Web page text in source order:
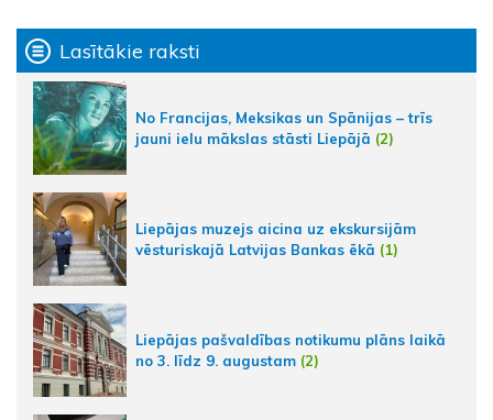
Lasītākie raksti
No Francijas, Meksikas un Spānijas – trīs
jauni ielu mākslas stāsti Liepājā (2)
Liepājas muzejs aicina uz ekskursijām
vēsturiskajā Latvijas Bankas ēkā (1)
Liepājas pašvaldības notikumu plāns laikā
no 3. līdz 9. augustam (2)